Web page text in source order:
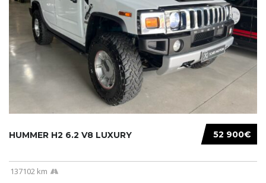
52 900€
HUMMER H2 6.2 V8 LUXURY
137102 km